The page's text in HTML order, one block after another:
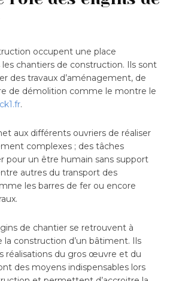
occupent une place
chantiers de construction. Ils sont
des travaux d’aménagement, de
de démolition comme le montre le
.
aux différents ouvriers de réaliser
complexes ; des tâches
pour un être humain sans support
autres du transport des
les barres de fer ou encore
de chantier se retrouvent à
construction d’un bâtiment. Ils
réalisations du gros œuvre et du
des moyens indispensables lors